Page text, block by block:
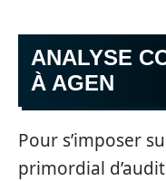
ANALYSE
À AGEN
Pour s’imposer
primordial